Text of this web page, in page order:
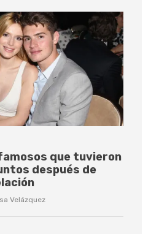
que tuvieron
después de
Velázquez